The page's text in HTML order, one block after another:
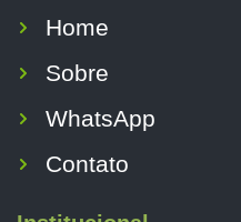
Home
Sobre
WhatsApp
Contato